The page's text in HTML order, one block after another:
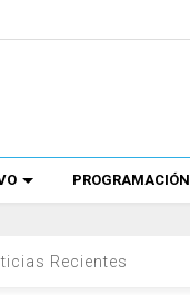
PROGRAMACIÓN
Recientes